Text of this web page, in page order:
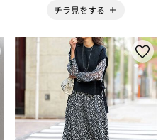
チラ見をする